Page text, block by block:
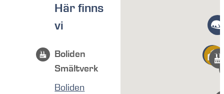
Här finns
vi
Boliden
Smältverk
Boliden